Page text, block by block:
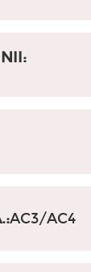
AC3/AC4